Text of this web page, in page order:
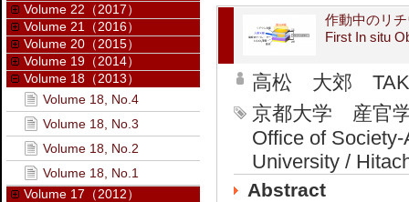
作動中のリ
First In situ
高松 大郊
京都大学 産官
Office of
University /
Abstract
Volume 22（2017）
Volume 21（2016）
Volume 20（2015）
Volume 19（2014）
Volume 18（2013）
Volume 18, No.4
Volume 18, No.3
Volume 18, No.2
Volume 18, No.1
Volume 17（2012）